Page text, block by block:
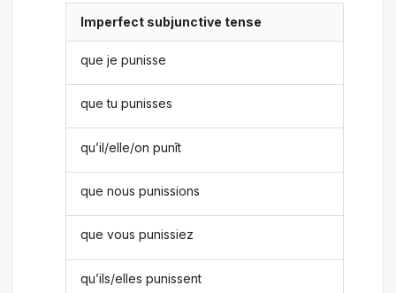
Imperfect subjunctive tense
que je punisse
que tu punisses
qu’il/elle/on punît
que nous punissions
que vous punissiez
qu’ils/elles punissent